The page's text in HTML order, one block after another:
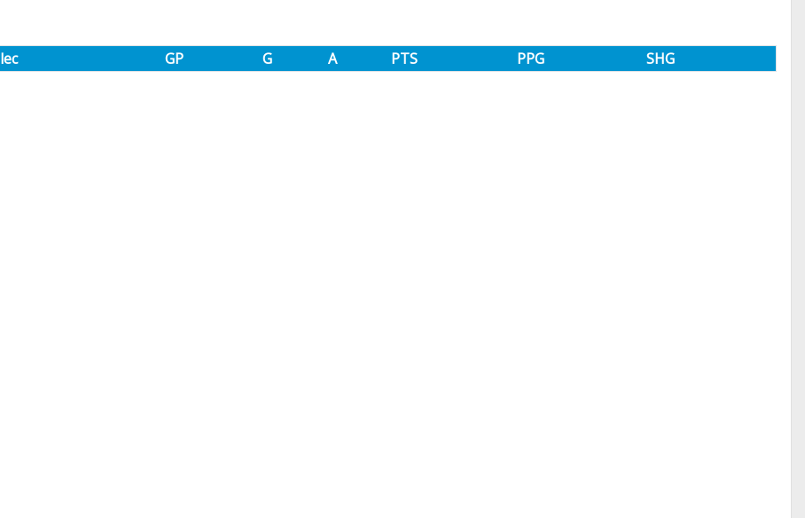
GP G A PTS PPG SHG